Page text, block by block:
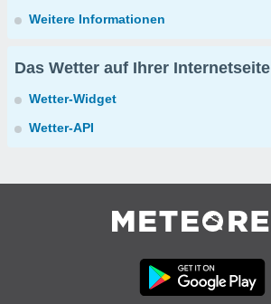
Weitere Informationen
Das Wetter auf Ihrer Internetseite
Wetter-Widget
Wetter-API